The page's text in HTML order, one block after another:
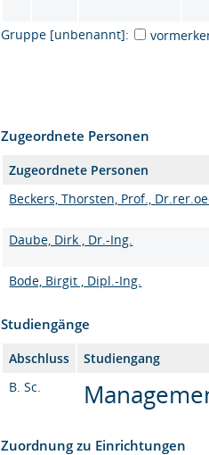
Gruppe [unbenannt]:
Zugeordnete Personen
Zugeordnete Personen
Beckers, Thorsten, Prof.,
Daube, Dirk , Dr.-Ing.
Bode, Birgit , Dipl.-Ing.
Studiengänge
Abschluss
Studiengang
B. Sc.
Zuordnung zu Einrichtungen